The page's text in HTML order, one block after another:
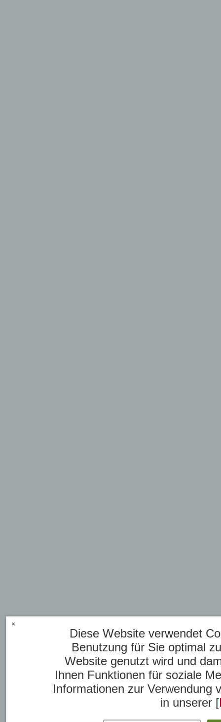
Diese Website verwendet
Benutzung für Sie optimal
Website genutzt wird und
Ihnen Funktionen für soziale
Informationen zur Verwendung
in unserer [
×